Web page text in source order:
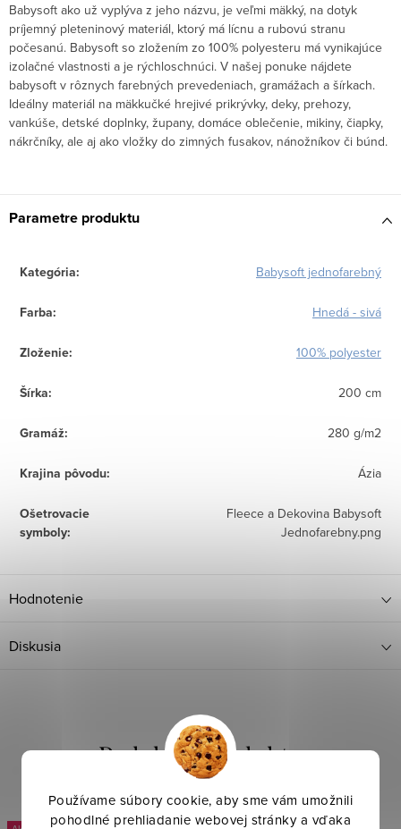
Používame súbory cookie, aby sme vám umožnili
pohodlné prehliadanie webovej stránky a vďaka
Babysoft ako už vyplýva z jeho názvu, je veľmi mäkký, na dotyk
príjemný pleteninový materiál, ktorý má lícnu a rubovú stranu
počesanú. Babysoft so zložením zo 100% polyesteru má vynikajúce
izolačné vlastnosti a je rýchloschnúci. V našej ponuke nájdete
babysoft v rôznych farebných prevedeniach, gramážach a šírkach.
Ideálny materiál na mäkkučké hrejivé prikrývky, deky, prehozy,
vankúše, detské doplnky, župany, domáce oblečenie, mikiny, čiapky,
nákrčníky, ale aj ako vložky do zimných fusakov, nánožníkov či búnd.
Parametre produktu
Kategória: Babysoft jednofarebný
Farba: Hnedá - sivá
Zloženie: 100% polyester
Šírka: 200 cm
Gramáž: 280 g/m2
Krajina pôvodu: Ázia
Ošetrovacie
symboly:
Fleece a Dekovina Babysoft
Jednofarebny.png
Hodnotenie
Diskusia